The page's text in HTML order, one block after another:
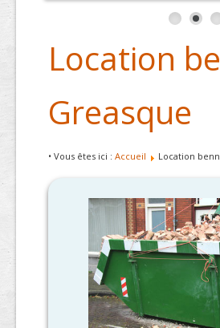
Location
Greasque
• Vous êtes ici : Accueil Location